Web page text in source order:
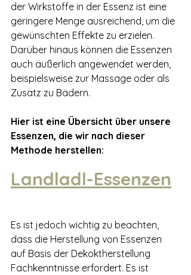
der Wirkstoffe in der Essenz ist eine
geringere Menge ausreichend, um die
gewünschten Effekte zu erzielen.
Darüber hinaus können die Essenzen
auch äußerlich angewendet werden,
beispielsweise zur Massage oder als
Zusatz zu Bädern.
Hier ist eine Übersicht über unsere
Essenzen, die wir nach dieser
Methode herstellen:
Landladl-Essenzen
Es ist jedoch wichtig zu beachten,
dass die Herstellung von Essenzen
auf Basis der Dekoktherstellung
Fachkenntnisse erfordert. Es ist